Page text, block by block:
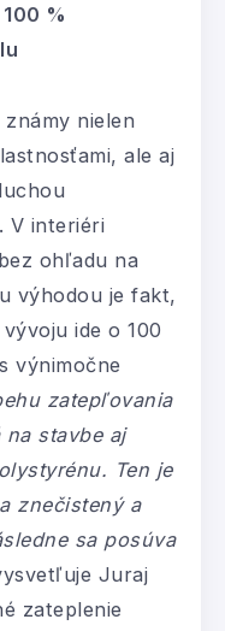
%
nielen
ale aj
V interiéri
ohľadu na
výhodou je fakt,
ide o 100
výnimočne
zatepľovania
stavbe aj
Ten je
znečistený a
sa posúva
Juraj
zateplenie